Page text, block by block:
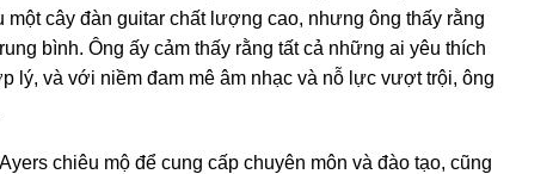
cây đàn guitar chất lượng cao, nhưng ông thấy rằng
bình. Ông ấy cảm thấy rằng tất cả những ai yêu thích
lý, và với niềm đam mê âm nhạc và nỗ lực vượt trội, ông
chiêu mộ để cung cấp chuyên môn và đào tạo, cũng